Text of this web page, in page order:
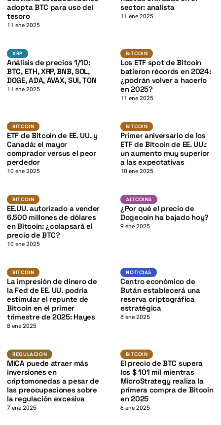
adopta BTC para uso del
tesoro
11 ene 2025
sector: analista
11 ene 2025
XRP K
XRP
Análisis de precios 1/10:
BTC, ETH, XRP, BNB, SOL,
DOGE, ADA, AVAX, SUI, TON
11 ene 2025
BITCOINBTC
BITCOIN
Los ETF spot de Bitcoin
batieron récords en 2024:
¿podrán volver a hacerlo
en 2025?
11 ene 2025
BITCOIN K
BITCOIN
ETF de Bitcoin de EE. UU. y
Canadá: el mayor
comprador versus el peor
perdedor
10 ene 2025
BITCOINBTC
BITCOIN
Primer aniversario de los
ETF de Bitcoin de EE. UU.:
un aumento muy superior
a las expectativas
10 ene 2025
BITCOIN BTC
K
BITCOIN
EE.UU. autorizado a vender
6.500 millones de dólares
en Bitcoin: ¿colapsará el
precio de BTC?
10 ene 2025
ALTCOINSDOGE
ALTCOINS
¿Por qué el precio de
Dogecoin ha bajado hoy?
9 ene 2025
BITCOINBTC
K
BITCOIN
La impresión de dinero de
la Fed de EE. UU. podría
estimular el repunte de
Bitcoin en el primer
trimestre de 2025: Hayes
8 ene 2025
Noticias
NOTICIAS
Centro económico de
Bután establecerá una
reserva criptográfica
estratégica
8 ene 2025
Regulacion
K
REGULACION
MiCA puede atraer más
inversiones en
criptomonedas a pesar de
las preocupaciones sobre
la regulación excesiva
7 ene 2025
BITCOIN BTC
BITCOIN
El precio de BTC supera
los $ 101 mil mientras
MicroStrategy realiza la
primera compra de Bitcoin
en 2025
6 ene 2025